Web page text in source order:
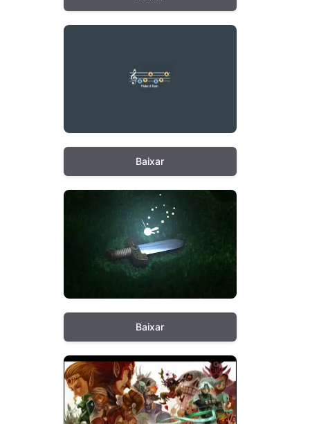
Baixar
Baixar